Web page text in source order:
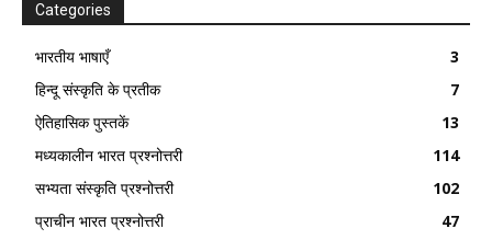
Categories
भारतीय भाषाएँ
3
हिन्दू संस्कृति के प्रतीक
7
ऐतिहासिक पुस्तकें
13
मध्यकालीन भारत प्रश्नोत्तरी
114
सभ्यता संस्कृति प्रश्नोत्तरी
102
प्राचीन भारत प्रश्नोत्तरी
47